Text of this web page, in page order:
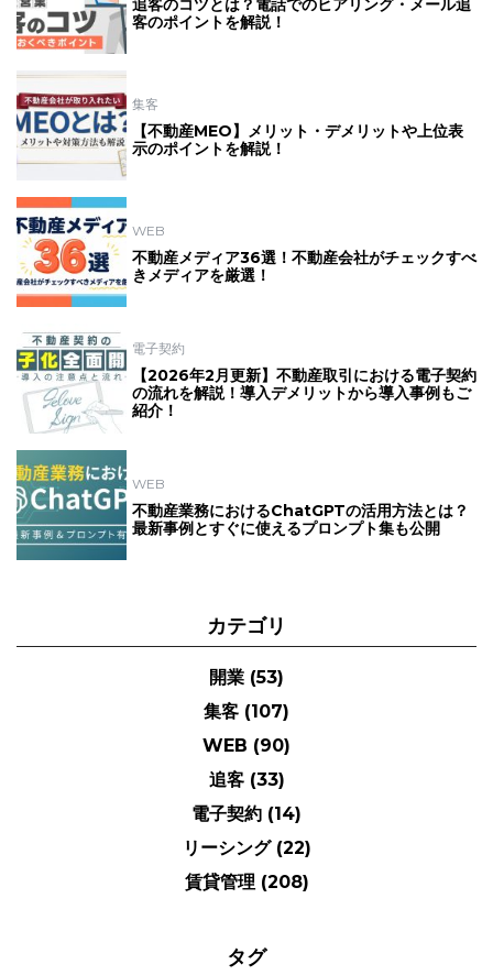
追客のコツとは？電話でのヒアリング・メール追
客のポイントを解説！
集客
【不動産MEO】メリット・デメリットや上位表
示のポイントを解説！
WEB
不動産メディア36選！不動産会社がチェックすべ
きメディアを厳選！
電子契約
【2026年2月更新】不動産取引における電子契約
の流れを解説！導入デメリットから導入事例もご
紹介！
WEB
不動産業務におけるChatGPTの活用方法とは？
最新事例とすぐに使えるプロンプト集も公開
カテゴリ
開業 (53)
集客 (107)
WEB (90)
追客 (33)
電子契約 (14)
リーシング (22)
賃貸管理 (208)
タグ